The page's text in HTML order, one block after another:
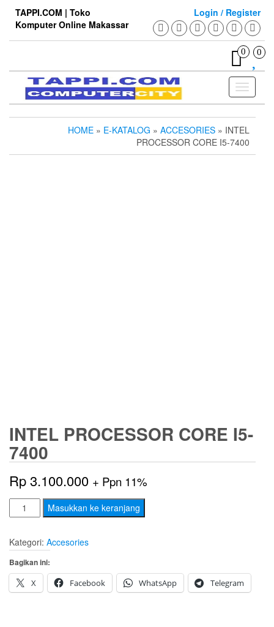
content
TAPPI.COM | Toko
Komputer Online Makassar
Login / Register
0 0
Toggle
HOME » E-KATALOG » ACCESORIES » INTEL
PROCESSOR CORE I5-7400
INTEL PROCESSOR CORE I5-
7400
Rp3.100.000 + Ppn 11%
Kuantitas
INTEL
Processor
Core
i5-
7400
Masukkan ke keranjang
Kategori: Accesories
Bagikan ini:
X
Facebook WhatsApp Telegram